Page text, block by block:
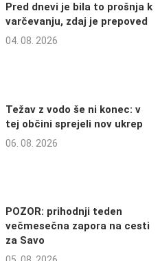
Pred dnevi je bila to prošnja k
varčevanju, zdaj je prepoved
04. 08. 2026
Težav z vodo še ni konec: v
tej občini sprejeli nov ukrep
06. 08. 2026
POZOR: prihodnji teden
večmesečna zapora na cesti
za Savo